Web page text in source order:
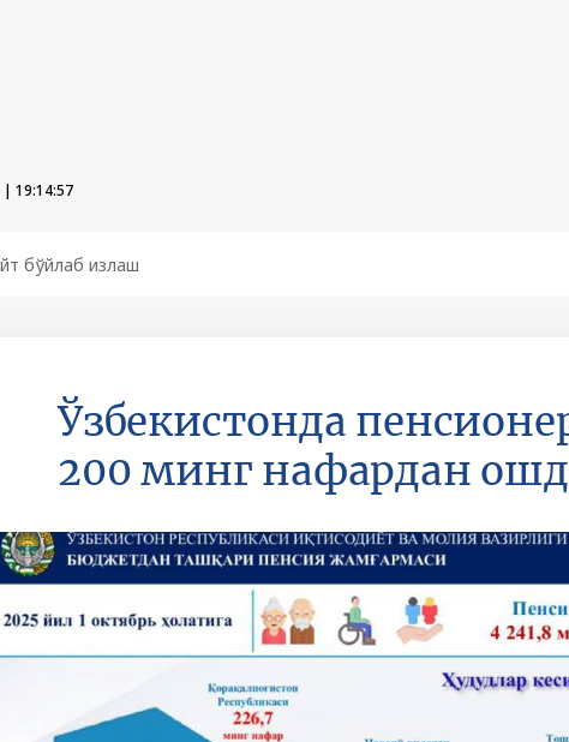
| 19:14:58
Ўзбекистонда
200 минг нафардан